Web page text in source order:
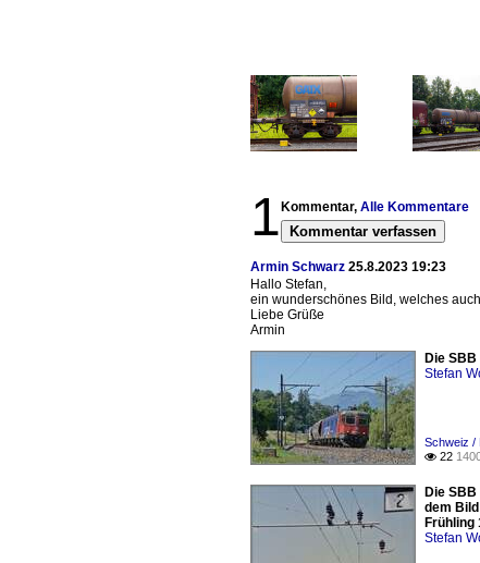
1 Kommentar, Alle Kommentare
Kommentar verfassen
Armin Schwarz 25.8.2023 19:23
Hallo Stefan,
ein wunderschönes Bild, welches
Liebe Grüße
Armin
Die
Stefan
Schweiz /
 22
Die
dem
Frühling
Stefan